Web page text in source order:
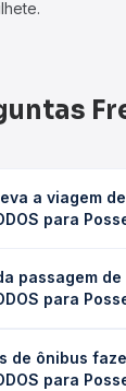
a viagem
para
leva em
viação, o tipo
cada opção
passagem
para
GO -
conforme a
de ônibus
para